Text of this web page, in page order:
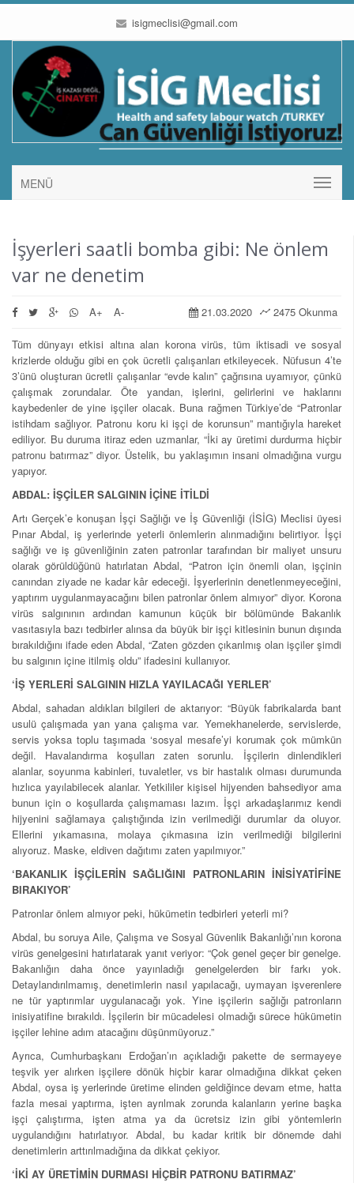
isigmeclisi@gmail.com
MENÜ
İşyerleri saatli bomba gibi: Ne önlem
var ne denetim
2475 Okunma
21.03.2020
A+ A-
Tüm dünyayı etkisi altına alan korona virüs, tüm iktisadi ve sosyal
krizlerde olduğu gibi en çok ücretli çalışanları etkileyecek. Nüfusun 4’te
3’ünü oluşturan ücretli çalışanlar “evde kalın” çağrısına uyamıyor, çünkü
çalışmak zorundalar. Öte yandan, işlerini, gelirlerini ve haklarını
kaybedenler de yine işçiler olacak. Buna rağmen Türkiye’de “Patronlar
istihdam sağlıyor. Patronu koru ki işçi de korunsun” mantığıyla hareket
ediliyor. Bu duruma itiraz eden uzmanlar, “İki ay üretimi durdurma hiçbir
patronu batırmaz” diyor. Üstelik, bu yaklaşımın insani olmadığına vurgu
yapıyor.
ABDAL: İŞÇİLER SALGININ İÇİNE İTİLDİ
Artı Gerçek’e konuşan İşçi Sağlığı ve İş Güvenliği (İSİG) Meclisi üyesi
Pınar Abdal, iş yerlerinde yeterli önlemlerin alınmadığını belirtiyor. İşçi
sağlığı ve iş güvenliğinin zaten patronlar tarafından bir maliyet unsuru
olarak görüldüğünü hatırlatan Abdal, “Patron için önemli olan, işçinin
canından ziyade ne kadar kâr edeceği. İşyerlerinin denetlenmeyeceğini,
yaptırım uygulanmayacağını bilen patronlar önlem almıyor” diyor. Korona
virüs salgınının ardından kamunun küçük bir bölümünde Bakanlık
vasıtasıyla bazı tedbirler alınsa da büyük bir işçi kitlesinin bunun dışında
bırakıldığını ifade eden Abdal, “Zaten gözden çıkarılmış olan işçiler şimdi
bu salgının içine itilmiş oldu” ifadesini kullanıyor.
‘İŞ YERLERİ SALGININ HIZLA YAYILACAĞI YERLER’
Abdal, sahadan aldıkları bilgileri de aktarıyor: “Büyük fabrikalarda bant
usulü çalışmada yan yana çalışma var. Yemekhanelerde, servislerde,
servis yoksa toplu taşımada ‘sosyal mesafe’yi korumak çok mümkün
değil. Havalandırma koşulları zaten sorunlu. İşçilerin dinlendikleri
alanlar, soyunma kabinleri, tuvaletler, vs bir hastalık olması durumunda
hızlıca yayılabilecek alanlar. Yetkililer kişisel hijyenden bahsediyor ama
bunun için o koşullarda çalışmaması lazım. İşçi arkadaşlarımız kendi
hijyenini sağlamaya çalıştığında izin verilmediği durumlar da oluyor.
Ellerini yıkamasına, molaya çıkmasına izin verilmediği bilgilerini
alıyoruz. Maske, eldiven dağıtımı zaten yapılmıyor.”
‘BAKANLIK İŞÇİLERİN SAĞLIĞINI PATRONLARIN İNİSİYATİFİNE
BIRAKIYOR’
Patronlar önlem almıyor peki, hükümetin tedbirleri yeterli mi?
Abdal, bu soruya Aile, Çalışma ve Sosyal Güvenlik Bakanlığı’nın korona
virüs genelgesini hatırlatarak yanıt veriyor: “Çok genel geçer bir genelge.
Bakanlığın daha önce yayınladığı genelgelerden bir farkı yok.
Detaylandırılmamış, denetimlerin nasıl yapılacağı, uymayan işverenlere
ne tür yaptırımlar uygulanacağı yok. Yine işçilerin sağlığı patronların
inisiyatifine bırakıldı. İşçilerin bir mücadelesi olmadığı sürece hükümetin
işçiler lehine adım atacağını düşünmüyoruz.”
Ayrıca, Cumhurbaşkanı Erdoğan’ın açıkladığı pakette de sermayeye
teşvik yer alırken işçilere dönük hiçbir karar olmadığına dikkat çeken
Abdal, oysa iş yerlerinde üretime elinden geldiğince devam etme, hatta
fazla mesai yaptırma, işten ayrılmak zorunda kalanların yerine başka
işçi çalıştırma, işten atma ya da ücretsiz izin gibi yöntemlerin
uygulandığını hatırlatıyor. Abdal, bu kadar kritik bir dönemde dahi
denetimlerin arttırılmadığına da dikkat çekiyor.
‘İKİ AY ÜRETİMİN DURMASI HİÇBİR PATRONU BATIRMAZ’